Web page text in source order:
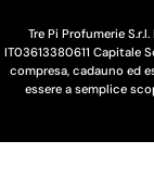
e
g
o
Tre Pi Profumerie
IT03613380611 Capitale
compresa, cadauno ed
essere a semplice